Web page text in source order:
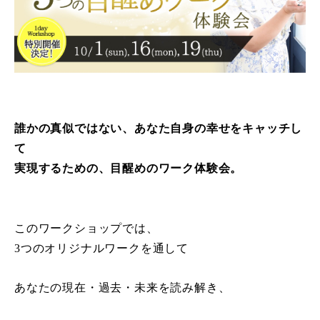
誰かの真似ではない、あなた自身の幸せをキャッチし
て
実現するための、目醒めのワーク体験会。
このワークショップでは、
3つのオリジナルワークを通して
あなたの現在・過去・未来を読み解き、